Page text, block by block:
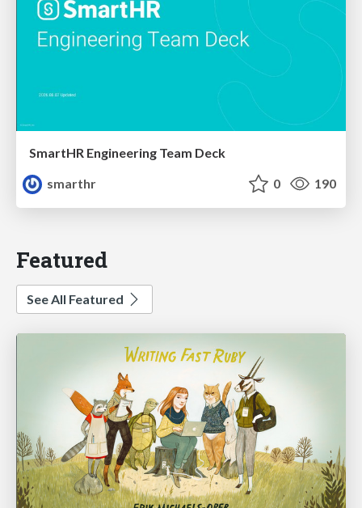
SmartHR Engineering Team Deck
smarthr
0 190
Featured
See All Featured